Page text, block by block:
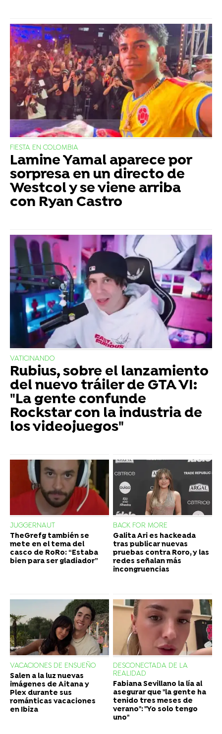
FIESTA EN COLOMBIA
Lamine Yamal aparece por
sorpresa en un directo de
Westcol y se viene arriba
con Ryan Castro
VATICINANDO
Rubius, sobre el lanzamiento
del nuevo tráiler de GTA VI:
"La gente confunde
Rockstar con la industria de
los videojuegos"
JUGGERNAUT
TheGrefg también se
mete en el tema del
casco de RoRo: “Estaba
bien para ser gladiador”
BACK FOR MORE
Galita Ari es hackeada
tras publicar nuevas
pruebas contra Roro, y las
redes señalan más
incongruencias
VACACIONES DE ENSUEÑO
Salen a la luz nuevas
imágenes de Aitana y
Plex durante sus
románticas vacaciones
en Ibiza
DESCONECTADA DE LA
REALIDAD
Fabiana Sevillano la lía al
asegurar que "la gente ha
tenido tres meses de
verano": "Yo solo tengo
uno"